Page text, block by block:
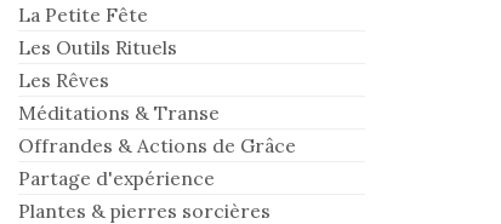
La Petite Fête
Les Outils Rituels
Les Rêves
Méditations & Transe
Offrandes & Actions de Grâce
Partage d'expérience
Plantes & pierres sorcières